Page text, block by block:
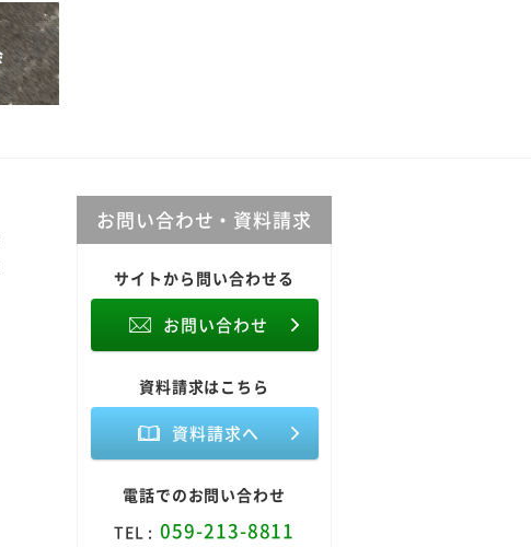
お問い合わせ・資料請求
サイトから問い合わせる
お問い合わせ
資料請求はこちら
資料請求へ
電話でのお問い合わせ
TEL : 059-213-8811